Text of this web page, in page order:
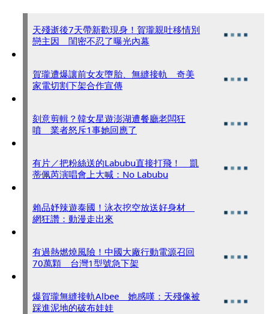
天殘逝後7天帶新歡現身！賀瓏親吐移情別
戀主因 閨密不忍了曝光內幕
賀瓏遭爆讓前女友墮胎、無縫接軌 奇美
家電切割下架合作宣傳
刻意剪輯？韓女星遊澎湖遭餐廳老闆狂
噴 業者怒斥1事她回應了
有片／把粉絲送的Labubu直接打飛！ 凱
蒂佩芮演唱會上大喊：No Labubu
賴品妤辣遊泰國！泳衣挖空放送好身材
網狂讚：動漫走出來
有過熱燃燒風險！中國大廠行動電源召回
70萬顆 台灣1型號急下架
爆賀瓏無縫接軌Albee 她感嘆：天殘像被
踩進泥地的破布娃娃